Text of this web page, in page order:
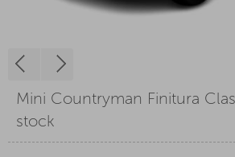
Mini Countryman Finitura
stock